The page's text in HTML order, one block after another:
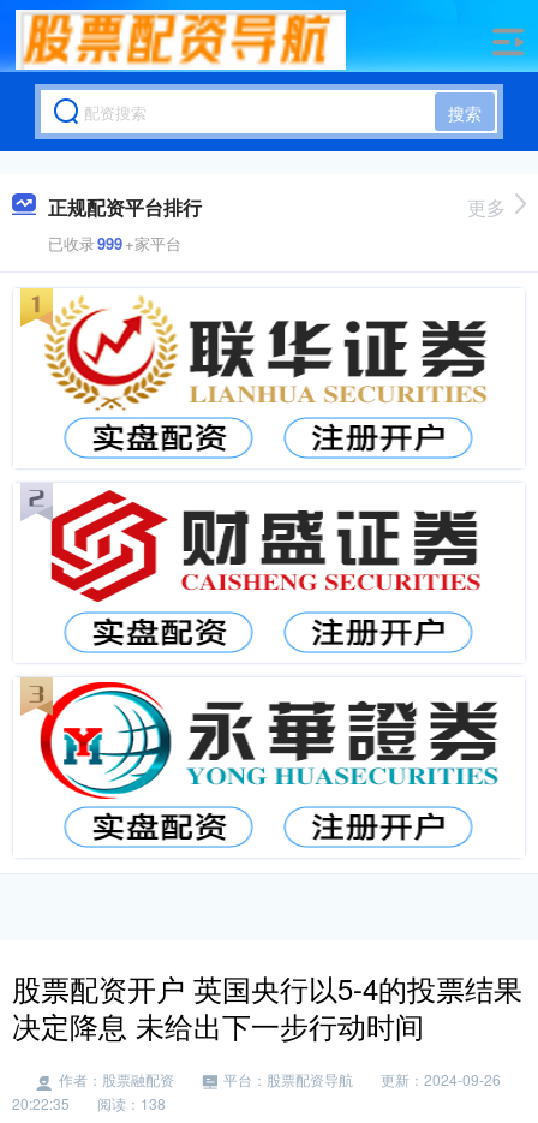
搜索
正规配资平台排行
已收录999+家平台
更多
股票配资开户 英国央行以5-4的投票结果
决定降息 未给出下一步行动时间
作者：股票融配资 平台：股票配资导航
更新：2024-09-26
20:22:35
阅读：138